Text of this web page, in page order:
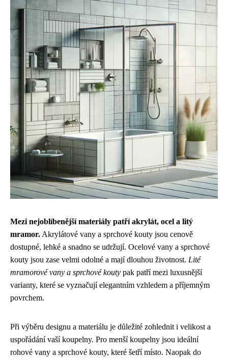
Mezi nejoblíbenější materiály patří akrylát, ocel a litý
mramor. Akrylátové vany a sprchové kouty jsou cenově
dostupné, lehké a snadno se udržují. Ocelové vany a sprchové
kouty jsou zase velmi odolné a mají dlouhou životnost. Lité
mramorové vany a sprchové kouty pak patří mezi luxusnější
varianty, které se vyznačují elegantním vzhledem a příjemným
povrchem.
Při výběru designu a materiálu je důležité zohlednit i velikost a
uspořádání vaší koupelny. Pro menší koupelny jsou ideální
rohové vany a sprchové kouty, které šetří místo. Naopak do